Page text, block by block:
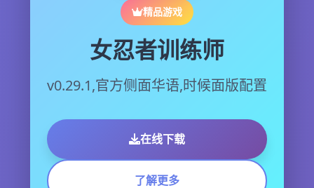
精品游戏
女忍者训练师
v0.29.1,官方侧面华语,时候面版配置
在线下载
了解更多